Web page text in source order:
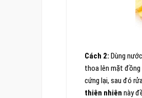
Cách 2: Dùng
thoa lên mặt đồng
cứng lại, sau đó
thiên nhiên này